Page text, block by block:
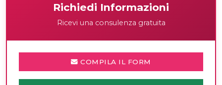
Richiedi Informazioni
Ricevi una consulenza gratuita
COMPILA IL FORM